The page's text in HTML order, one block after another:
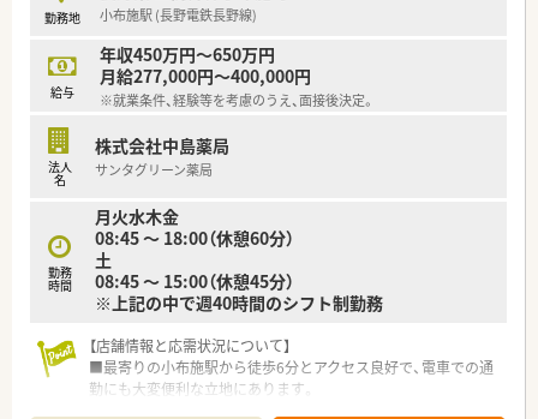
ています。
■転職回数よりもお人柄や今後の成長意欲を重視しており、55
歳までの方であれば、これまでの経歴を問わず幅広くお迎えいた
します。
■正社員として想定年収450万円から580万円を提示しており、
これまでのご経験や前職の給与を正当に評価した上で決定しま
■賞与は年2回で平均3.8か月分の支給実績があり、年1回の昇給
制度によって、大手企業ならではの安定した給与アップが見込め
ます。
■会社指示による転居を伴う入社の場合は、単身者向けに上限
45,000円の住宅手当が支給されるなど、手厚い移住サポートも
【勤務実態について】
■4週9休制を導入しており、年間休日は117日まで増加している
勤務地 小布施駅 (長野電鉄長野線)
給与
年収450万円～650万円
月給277,000円～400,000円
※就業条件、経験等を考慮のうえ、面接後決定。
法人
名
株式会社中島薬局
サンタグリーン薬局
勤務
時間
月火水木金
08:45 ～ 18:00（休憩60分）
土
08:45 ～ 15:00（休憩45分）
※上記の中で週40時間のシフト制勤務
【店舗情報と応需状況について】
■最寄りの小布施駅から徒歩6分とアクセス良好で、電車での通
勤にも大変便利な立地にあります。